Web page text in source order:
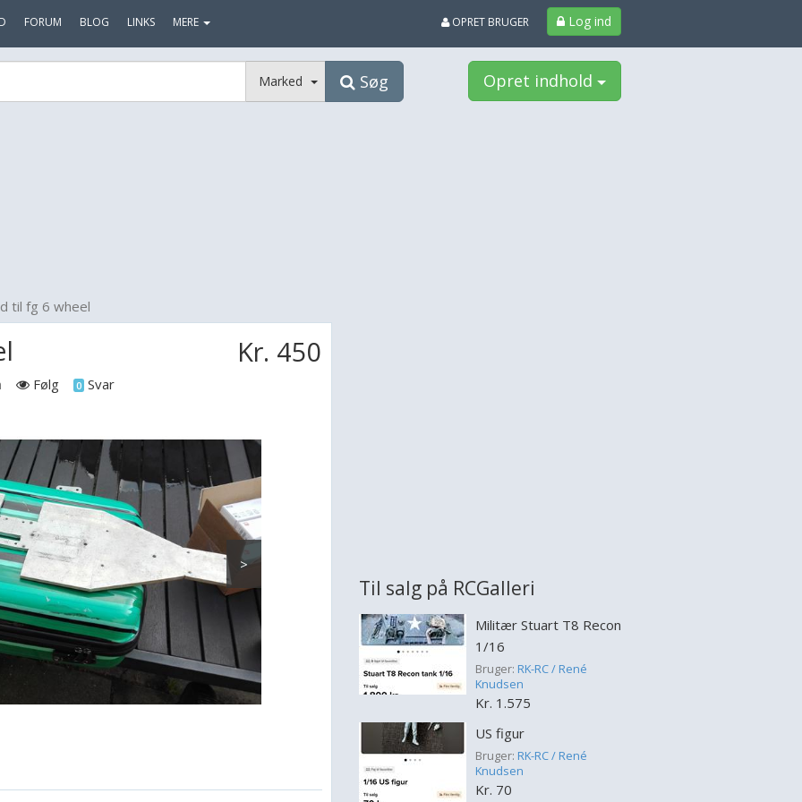
FORUM BLOG LINKS MERE Log ind
OPRET BRUGER
Marked Søg Opret indhold
til fg 6 wheel
Kr. 450
Følg 0 Svar
>
Til salg på RCGalleri
Militær Stuart T8 Recon
1/16
Bruger: RK-RC / René
Knudsen
Kr. 1.575
US figur
Bruger: RK-RC / René
Knudsen
Kr. 70